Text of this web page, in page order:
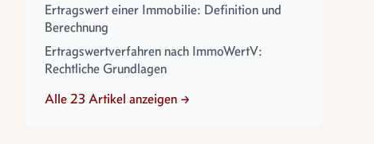
Ertragswert einer Immobilie: Definition und
Berechnung
Ertragswertverfahren nach ImmoWertV:
Rechtliche Grundlagen
Alle 23 Artikel anzeigen →